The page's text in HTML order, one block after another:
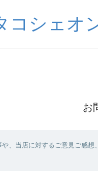
コシェオ
お
、当店に対するご意見ご感